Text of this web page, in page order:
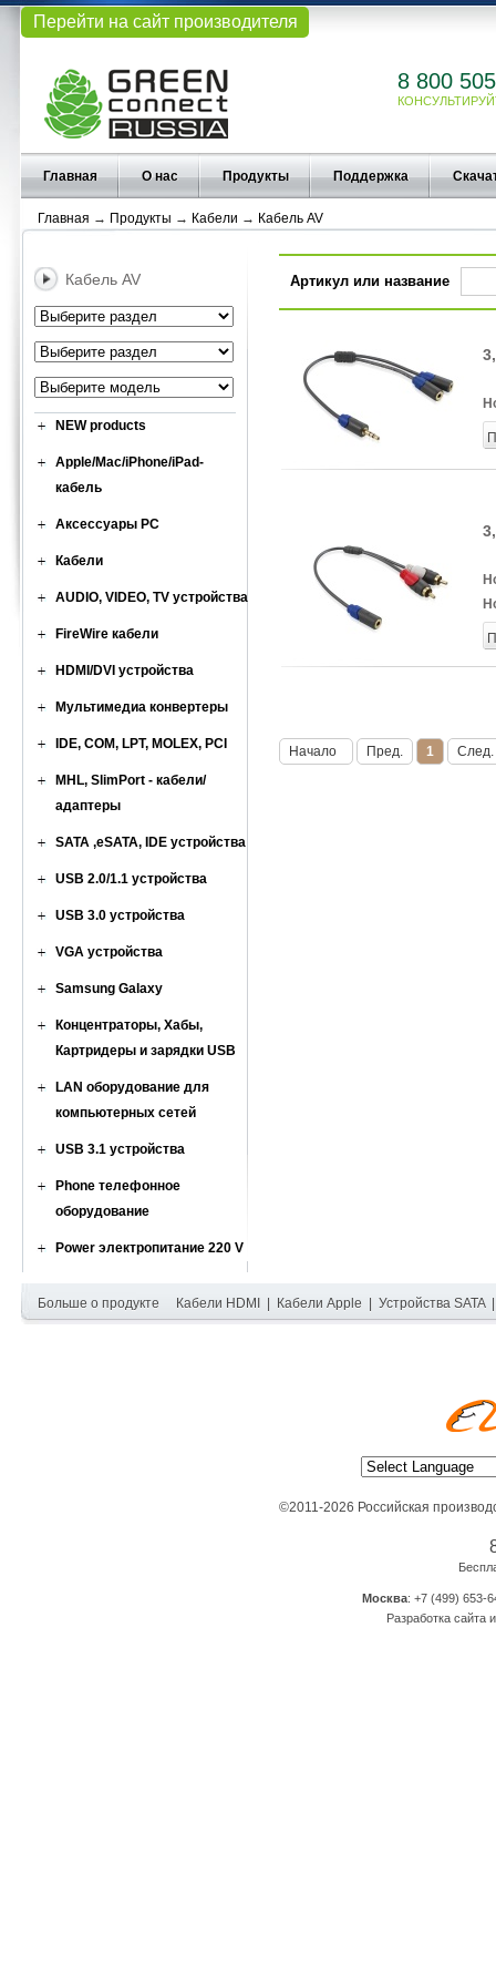
Перейти на сайт производителя
8 800
Главная О нас Продукты Поддержка
Главная → Продукты → Кабели → Кабель AV
Кабель AV
NEW products
Apple/Mac/iPhone/iPad-
кабель
Аксессуары PC
Кабели
AUDIO, VIDEO, TV устройства
FireWire кабели
HDMI/DVI устройства
Мультимедиа конвертеры
IDE, COM, LPT, MOLEX, PCI
MHL, SlimPort - кабели/
адаптеры
SATA ,eSATA, IDE устройства
USB 2.0/1.1 устройства
USB 3.0 устройства
VGA устройства
Samsung Galaxy
Концентраторы, Хабы,
Картридеры и зарядки USB
LAN оборудование для
компьютерных сетей
USB 3.1 устройства
Phone телефонное
оборудование
Power электропитание 220 V
Артикул или название
Начало Пред. 1 След.
Больше о продукте Кабели HDMI Кабели Apple Устройства SATA
©2011-2026 Российская
Москва: +7 (499) 653-
Разработка сайта